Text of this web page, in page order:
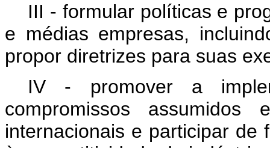
III - formular políticas e
e médias empresas,
propor diretrizes para suas
IV - promover a
compromissos
internacionais e participar de